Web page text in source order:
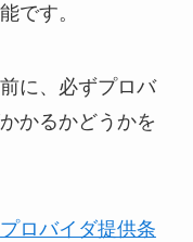
です。
に、必ずプロバ
かるかどうかを
プロバイダ提供条